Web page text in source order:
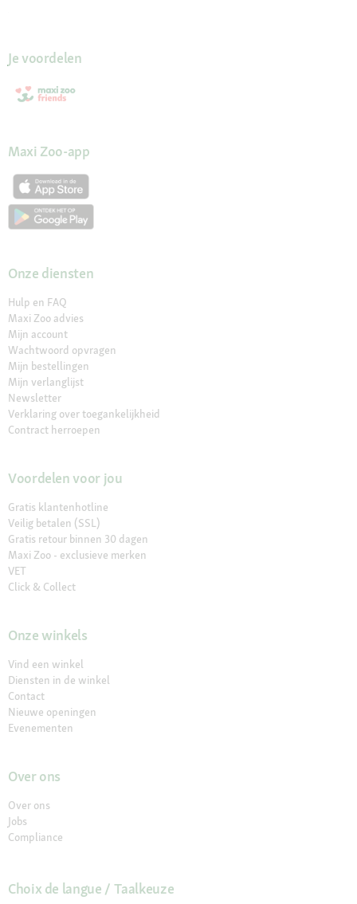
Je voordelen
Maxi Zoo-app
Onze diensten
Hulp en FAQ
Maxi Zoo advies
Mijn account
Wachtwoord opvragen
Mijn bestellingen
Mijn verlanglijst
Newsletter
Verklaring over toegankelijkheid
Contract herroepen
Voordelen voor jou
Gratis klantenhotline
Veilig betalen (SSL)
Gratis retour binnen 30 dagen
Maxi Zoo - exclusieve merken
VET
Click & Collect
Onze winkels
Vind een winkel
Diensten in de winkel
Contact
Nieuwe openingen
Evenementen
Over ons
Over ons
Jobs
Compliance
Choix de langue / Taalkeuze